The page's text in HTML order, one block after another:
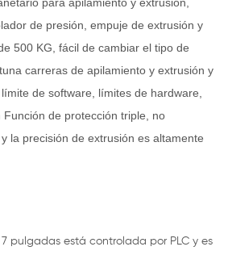
de presión, empuje de extrusión y
500 KG, fácil de cambiar el tipo de
carreras de apilamiento y extrusión y
de software, límites de hardware,
de protección triple, no
la precisión de extrusión es altamente
pulgadas está controlada por PLC y es